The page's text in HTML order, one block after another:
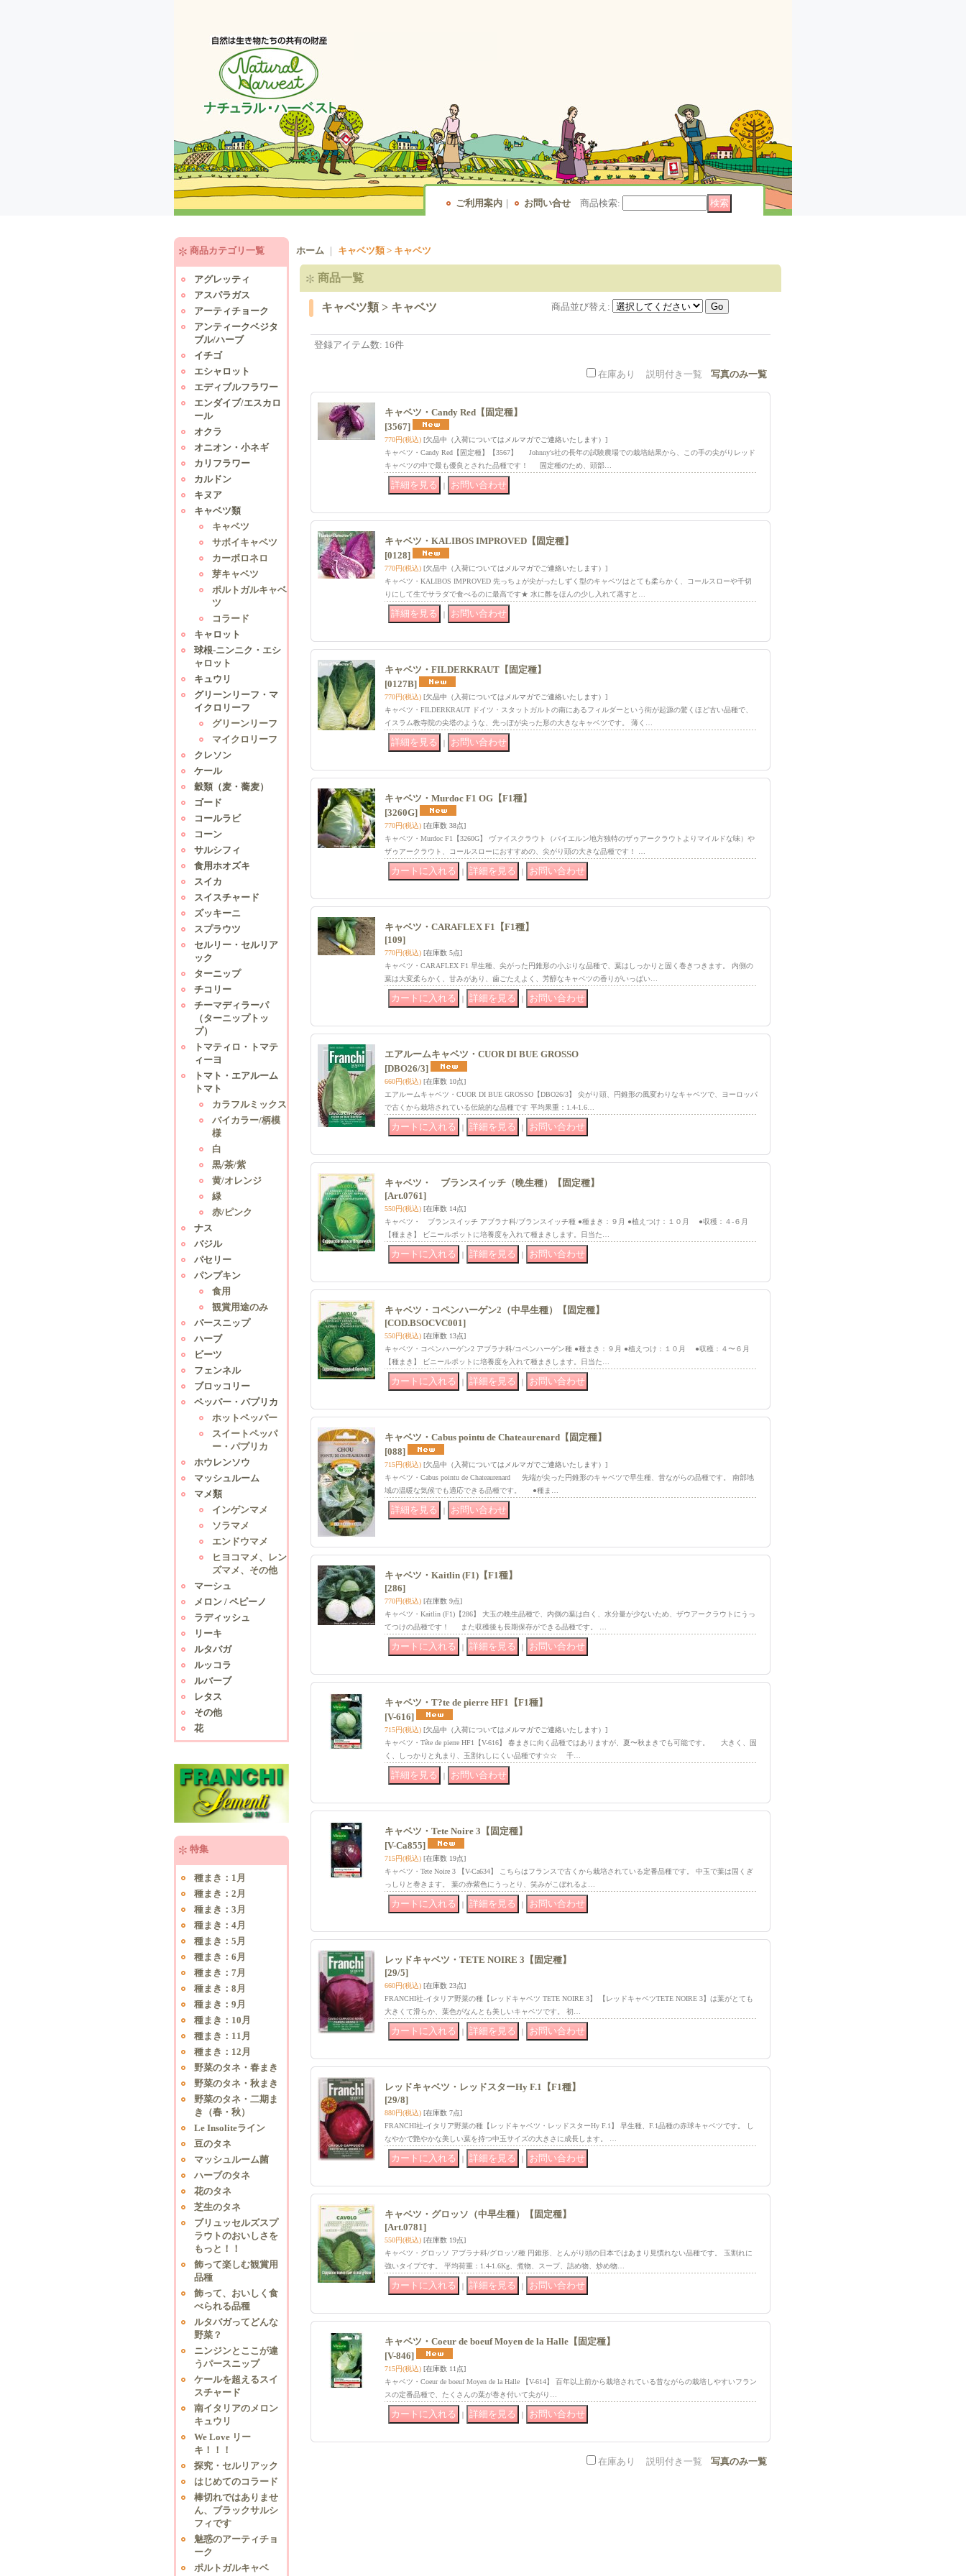
ご利用案内 ｜ お問い合せ 商品検索:
商品カテゴリ一覧
アグレッティ
アスパラガス
アーティチョーク
アンティークベジタ
ブル/ハーブ
イチゴ
エシャロット
エディブルフラワー
エンダイブ/エスカロ
ール
オクラ
オニオン・小ネギ
カリフラワー
カルドン
キヌア
キャベツ類
キャベツ
サボイキャベツ
カーボロネロ
芽キャベツ
ポルトガルキャベ
ツ
コラード
キャロット
球根-ニンニク・エシ
ャロット
キュウリ
グリーンリーフ・マ
イクロリーフ
グリーンリーフ
マイクロリーフ
クレソン
ケール
穀類（麦・蕎麦）
ゴード
コールラビ
コーン
サルシフィ
食用ホオズキ
スイカ
スイスチャード
ズッキーニ
スプラウツ
セルリー・セルリア
ック
ターニップ
チコリー
チーマディラーパ
（ターニップトッ
プ）
トマティロ・トマテ
ィーヨ
トマト・エアルーム
トマト
カラフルミックス
バイカラー/柄模
様
白
黒/茶/紫
黄/オレンジ
緑
赤/ピンク
ナス
バジル
パセリー
パンプキン
食用
観賞用途のみ
パースニップ
ハーブ
ビーツ
フェンネル
ブロッコリー
ペッパー・パプリカ
ホットペッパー
スイートペッパ
ー・パプリカ
ホウレンソウ
マッシュルーム
マメ類
インゲンマメ
ソラマメ
エンドウマメ
ヒヨコマメ、レン
ズマメ、その他
マーシュ
メロン / ペピーノ
ラディッシュ
リーキ
ルタバガ
ルッコラ
ルバーブ
レタス
その他
花
特集
種まき：1月
種まき：2月
種まき：3月
種まき：4月
種まき：5月
種まき：6月
種まき：7月
種まき：8月
種まき：9月
種まき：10月
種まき：11月
種まき：12月
野菜のタネ・春まき
野菜のタネ・秋まき
野菜のタネ・二期ま
き（春・秋）
Le Insoliteライン
豆のタネ
マッシュルーム菌
ハーブのタネ
花のタネ
芝生のタネ
ブリュッセルズスプ
ラウトのおいしさを
もっと！！
飾って楽しむ観賞用
品種
飾って、おいしく食
べられる品種
ルタバガってどんな
野菜？
ニンジンとここが違
うパースニップ
ケールを超えるスイ
スチャード
南イタリアのメロン
キュウリ
We Love リー
キ！！！
探究・セルリアック
はじめてのコラード
棒切れではありませ
ん、ブラックサルシ
フィです
魅惑のアーティチョ
ーク
ポルトガルキャベ
ホーム キャベツ類 > キャベツ
商品一覧
キャベツ類 > キャベツ 商品並び替え :
登録アイテム数: 16件
在庫あり 説明付き一覧 写真のみ一覧
キャベツ・Candy Red【固定種】
[3567]
770円(税込) [欠品中（入荷についてはメルマガでご連絡いたします）]
キャベツ・Candy Red【固定種】【3567】 Johnny's社の長年の試験農場での栽培結果から、この手の尖がりレッド
キャベツの中で最も優良とされた品種です！ 固定種のため、頭部…
キャベツ・KALIBOS IMPROVED【固定種】
[0128]
770円(税込) [欠品中（入荷についてはメルマガでご連絡いたします）]
キャベツ・KALIBOS IMPROVED 先っちょが尖がったしずく型のキャベツはとても柔らかく、コールスローや千切
りにして生でサラダで食べるのに最高です★ 水に酢をほんの少し入れて蒸すと…
キャベツ・FILDERKRAUT【固定種】
[0127B]
770円(税込) [欠品中（入荷についてはメルマガでご連絡いたします）]
キャベツ・FILDERKRAUT ドイツ・スタットガルトの南にあるフィルダーという街が起源の驚くほど古い品種で、
イスラム教寺院の尖塔のような、先っぽが尖った形の大きなキャベツです。 薄く…
キャベツ・Murdoc F1 OG【F1種】
[3260G]
770円(税込) [在庫数 38点]
キャベツ・Murdoc F1【3260G】 ヴァイスクラウト（バイエルン地方独特のザゥアークラウトよりマイルドな味）や
ザゥアークラウト、コールスローにおすすめの、尖がり頭の大きな品種です！ …
キャベツ・CARAFLEX F1【F1種】
[109]
770円(税込) [在庫数 5点]
キャベツ・CARAFLEX F1 早生種、尖がった円錐形の小ぶりな品種で、葉はしっかりと固く巻きつきます。 内側の
葉は大変柔らかく、甘みがあり、歯ごたえよく、芳醇なキャベツの香りがいっぱい…
エアルームキャベツ・CUOR DI BUE GROSSO
[DBO26/3]
660円(税込) [在庫数 10点]
エアルームキャベツ・CUOR DI BUE GROSSO【DBO26/3】 尖がり頭、円錐形の風変わりなキャベツで、ヨーロッパ
で古くから栽培されている伝統的な品種です 平均果重：1.4-1.6…
キャベツ・ ブランスイッチ（晩生種）【固定種】
[Art.0761]
550円(税込) [在庫数 14点]
キャベツ・ ブランスイッチ アブラナ科/ブランスイッチ種 ●種まき：９月 ●植えつけ：１０月 ●収穫：４-６月
【種まき】 ビニールポットに培養度を入れて種まきします。日当た…
キャベツ・コペンハーゲン2（中早生種）【固定種】
[COD.BSOCVC001]
550円(税込) [在庫数 13点]
キャベツ・コペンハーゲン2 アブラナ科/コペンハーゲン種 ●種まき：９月 ●植えつけ：１０月 ●収穫：４〜６月
【種まき】 ビニールポットに培養度を入れて種まきします。日当た…
キャベツ・Cabus pointu de Chateaurenard【固定種】
[088]
715円(税込) [欠品中（入荷についてはメルマガでご連絡いたします）]
キャベツ・Cabus pointu de Chateaurenard 先端が尖った円錐形のキャベツで早生種、昔ながらの品種です。 南部地
域の温暖な気候でも適応できる品種です。 ●種ま…
キャベツ・Kaitlin (F1)【F1種】
[286]
770円(税込) [在庫数 9点]
キャベツ・Kaitlin (F1)【286】 大玉の晩生品種で、内側の葉は白く、水分量が少ないため、ザウアークラウトにうっ
てつけの品種です！ また収穫後も長期保存ができる品種です。 …
キャベツ・T?te de pierre HF1【F1種】
[V-616]
715円(税込) [欠品中（入荷についてはメルマガでご連絡いたします）]
キャベツ・Tête de pierre HF1【V-616】 春まきに向く品種ではありますが、夏〜秋まきでも可能です。 大きく、固
く、しっかりと丸まり、玉割れしにくい品種です☆☆ 千…
キャベツ・Tete Noire 3【固定種】
[V-Ca855]
715円(税込) [在庫数 19点]
キャベツ・Tete Noire 3 【V-Ca634】 こちらはフランスで古くから栽培されている定番品種です。 中玉で葉は固くぎ
っしりと巻きます。 葉の赤紫色にうっとり、笑みがこぼれるよ…
レッドキャベツ・TETE NOIRE 3【固定種】
[29/5]
660円(税込) [在庫数 23点]
FRANCHI社-イタリア野菜の種【レッドキャベツ TETE NOIRE 3】 【レッドキャベツTETE NOIRE 3】は葉がとても
大きくて滑らか、葉色がなんとも美しいキャベツです。 初…
レッドキャベツ・レッドスターHy F.1【F1種】
[29/8]
880円(税込) [在庫数 7点]
FRANCHI社-イタリア野菜の種【レッドキャベツ・レッドスターHy F.1】 早生種、F.1品種の赤球キャベツです。 し
なやかで艶やかな美しい葉を持つ中玉サイズの大きさに成長します。 …
キャベツ・グロッソ（中早生種）【固定種】
[Art.0781]
550円(税込) [在庫数 19点]
キャベツ・グロッソ アブラナ科/グロッソ種 円錐形、とんがり頭の日本ではあまり見慣れない品種です。 玉割れに
強いタイプです。 平均荷重：1.4-1.6Kg、煮物、スープ、詰め物、炒め物…
キャベツ・Coeur de boeuf Moyen de la Halle【固定種】
[V-846]
715円(税込) [在庫数 11点]
キャベツ・Coeur de boeuf Moyen de la Halle 【V-614】 百年以上前から栽培されている昔ながらの栽培しやすいフラン
スの定番品種で、たくさんの葉が巻き付いて尖がり…
在庫あり 説明付き一覧 写真のみ一覧